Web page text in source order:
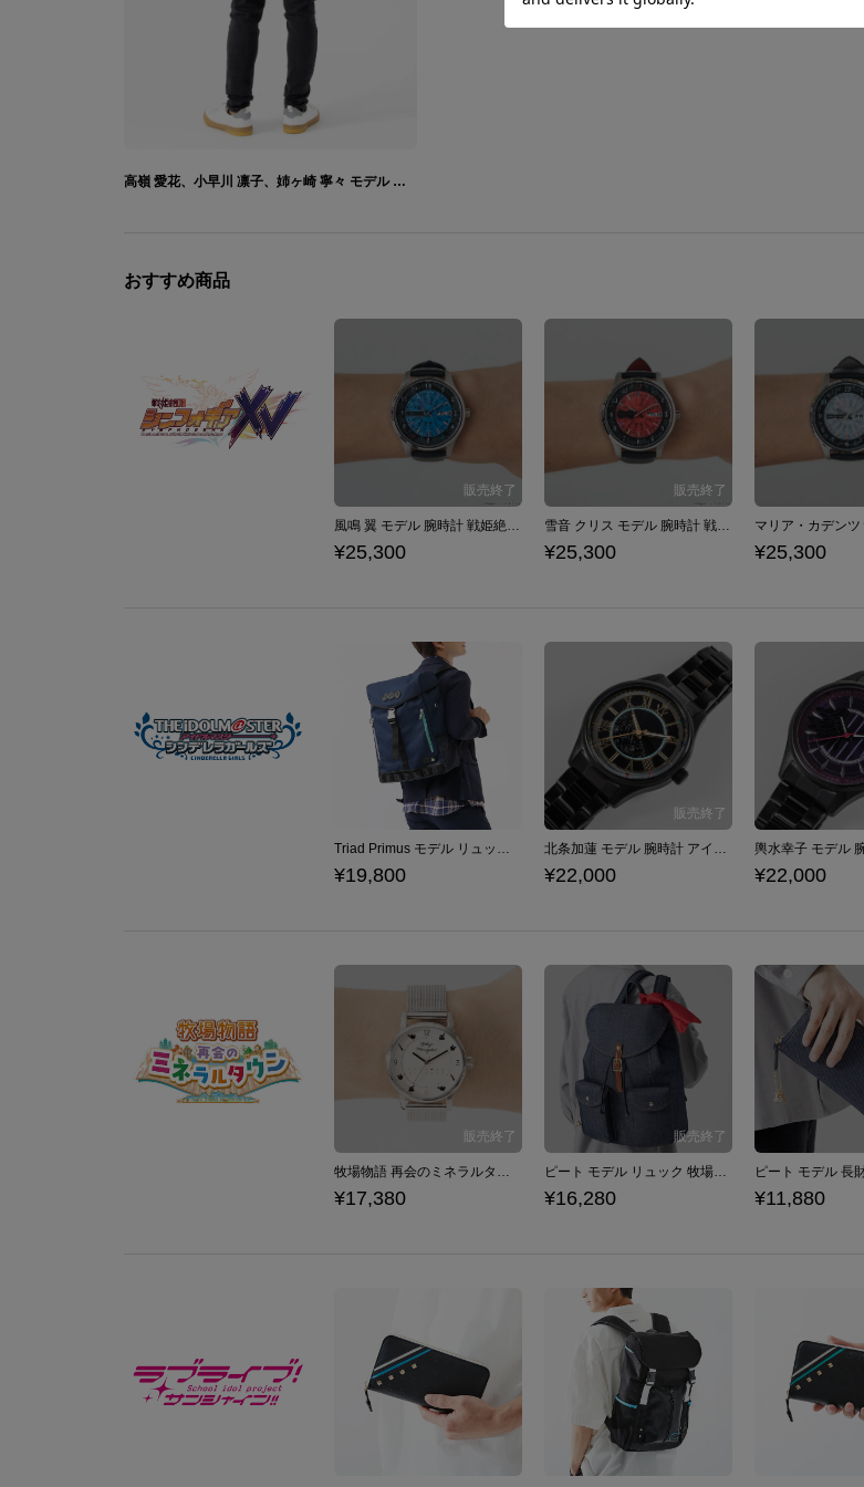
高嶺 愛花、小早川 凛子、姉ヶ崎 寧々 モデル バッグ ラブプラス
おすすめ商品
風鳴 翼 モデル 腕時計 戦姫絶唱シンフォギアＸＶ
¥25,300
雪音 クリス モデル 腕時計 戦姫絶唱シンフォギアＸＶ
¥25,300 ¥25,300
Triad Primus モデル リュック アイドルマスター シンデレラガールズ
¥19,800
北条加蓮 モデル 腕時計 アイドルマスター シンデレラガールズ
¥22,000 ¥22,000
牧場物語 再会のミネラルタウン モデル 腕時計
¥17,380
ピート モデル リュック 牧場物語 再会のミネラルタウン
¥16,280 ¥11,880